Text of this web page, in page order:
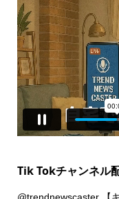
Tik Tokチャンネル
@trendnewscaster【